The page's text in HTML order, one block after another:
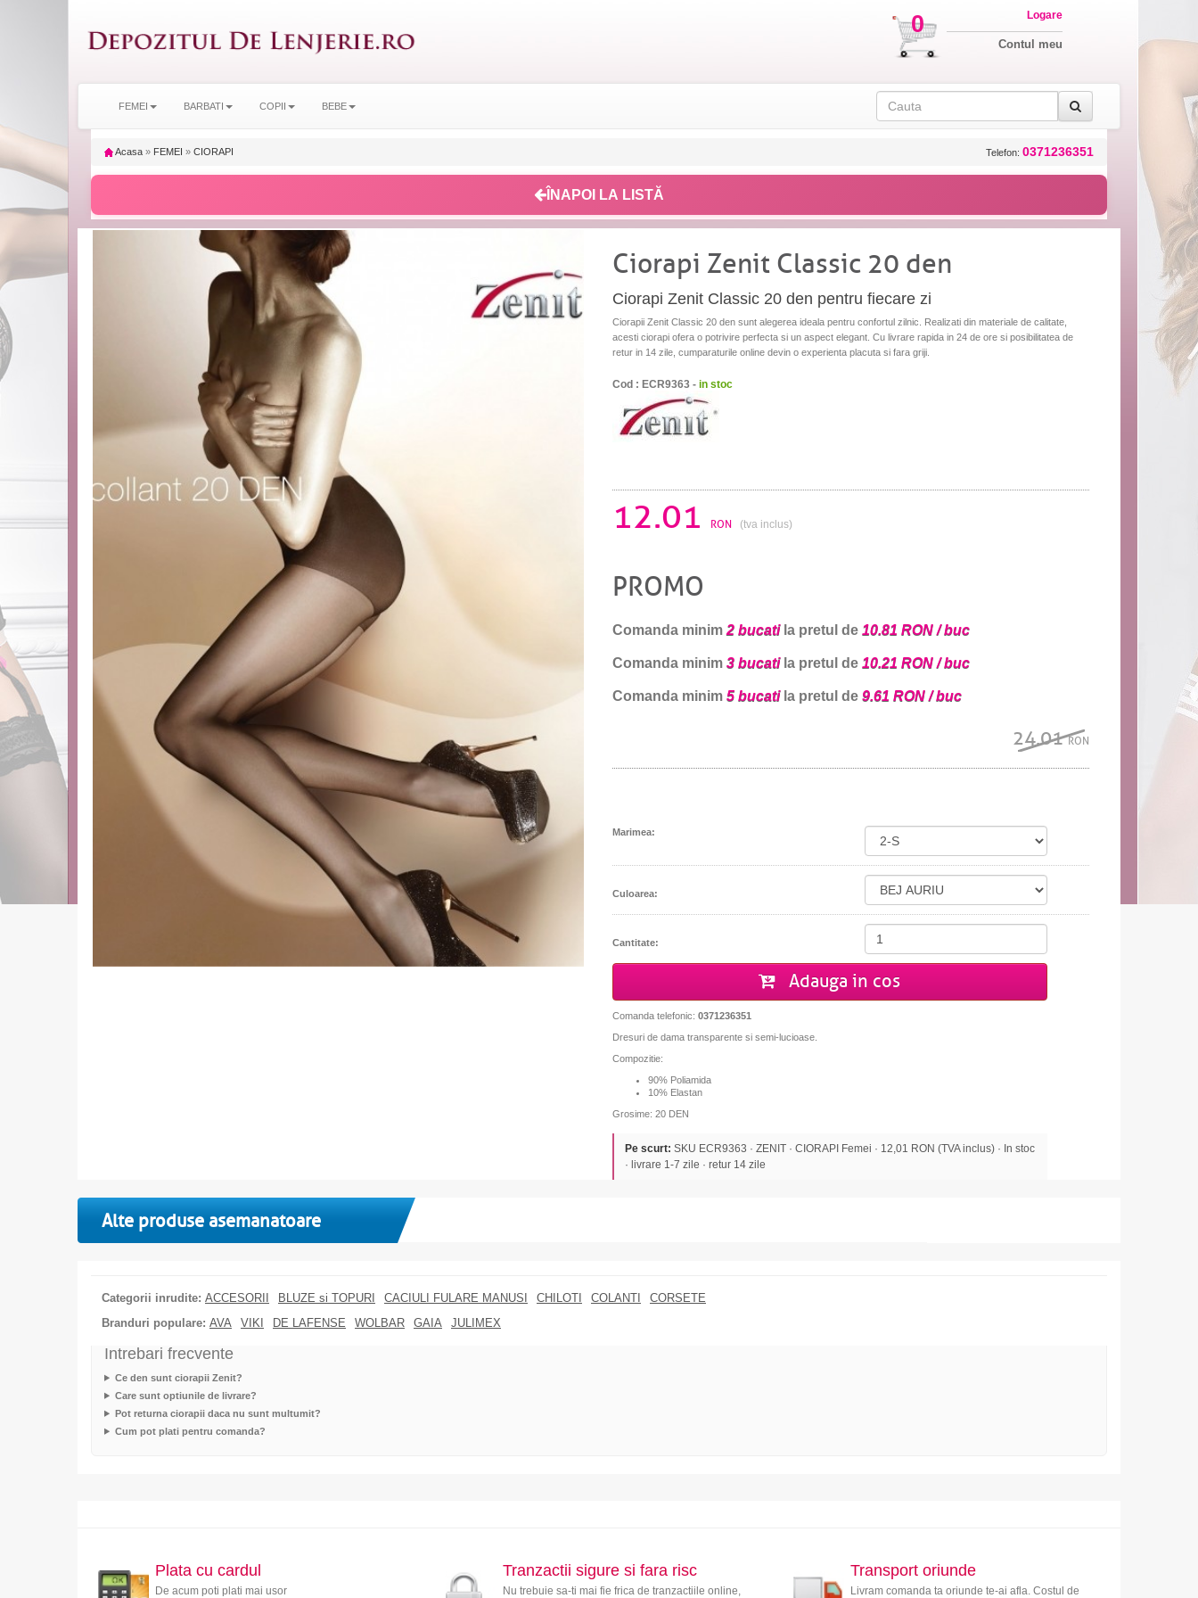
0 Logare
Contul meu
FEMEI BARBATI COPII BEBE
Acasa » FEMEI » CIORAPI Telefon: 0371236351
ÎNAPOI LA LISTĂ
Ciorapi Zenit Classic 20 den
Ciorapi Zenit Classic 20 den pentru fiecare zi
Ciorapii Zenit Classic 20 den sunt alegerea ideala pentru confortul zilnic. Realizati din materiale de calitate,
acesti ciorapi ofera o potrivire perfecta si un aspect elegant. Cu livrare rapida in 24 de ore si posibilitatea de
retur in 14 zile, cumparaturile online devin o experienta placuta si fara griji.
Cod : ECR9363 - in stoc
12.01 RON (tva inclus)
PROMO
Comanda minim 2 bucatila pretul de 10.81 RON / buc
Comanda minim 3 bucatila pretul de 10.21 RON / buc
Comanda minim 5 bucatila pretul de 9.61 RON / buc
24.01RON
Marimea:
Culoarea:
Cantitate:
Adauga in cos
Comanda telefonic: 0371236351
Dresuri de dama transparente si semi-lucioase.
Compozitie:
90% Poliamida
10% Elastan
Grosime: 20 DEN
Pe scurt: SKU ECR9363 · ZENIT · CIORAPI Femei · 12,01 RON (TVA inclus) · In stoc
· livrare 1-7 zile · retur 14 zile
Alte produse asemanatoare
Categorii inrudite: ACCESORII BLUZE si TOPURI CACIULI FULARE MANUSI CHILOTI COLANTI
CORSETE
Branduri populare: AVA VIKI DE LAFENSE WOLBAR GAIA JULIMEX
Intrebari frecvente
Ce den sunt ciorapii Zenit?
Care sunt optiunile de livrare?
Pot returna ciorapii daca nu sunt multumit?
Cum pot plati pentru comanda?
Plata cu cardul
De acum poti plati mai usor
Tranzactii sigure si fara risc
Nu trebuie sa-ti mai fie frica de tranzactiile online,
Transport oriunde
Livram comanda ta oriunde te-ai afla. Costul de